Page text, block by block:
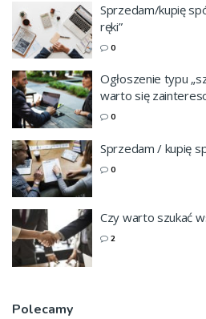
Sprzedam/kupię
ręki”
0
Ogłoszenie typu
warto się
0
Sprzedam / kupię
0
Czy warto szukać
2
Polecamy